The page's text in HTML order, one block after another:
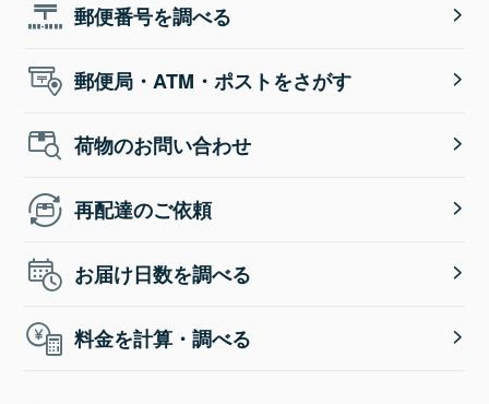
郵便番号を調べる
郵便局・ATM・ポストをさがす
荷物のお問い合わせ
再配達のご依頼
お届け日数を調べる
料金を計算・調べる